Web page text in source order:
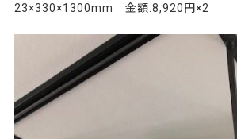
23×330×1300mm 金額:8,920円×2